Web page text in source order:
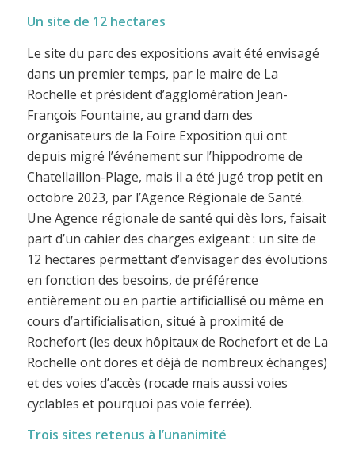
Un site de 12 hectares
Le site du parc des expositions avait été envisagé
dans un premier temps, par le maire de La
Rochelle et président d’agglomération Jean-
François Fountaine, au grand dam des
organisateurs de la Foire Exposition qui ont
depuis migré l’événement sur l’hippodrome de
Chatellaillon-Plage, mais il a été jugé trop petit en
octobre 2023, par l’Agence Régionale de Santé.
Une Agence régionale de santé qui dès lors, faisait
part d’un cahier des charges exigeant : un site de
12 hectares permettant d’envisager des évolutions
en fonction des besoins, de préférence
entièrement ou en partie artificiallisé ou même en
cours d’artificialisation, situé à proximité de
Rochefort (les deux hôpitaux de Rochefort et de La
Rochelle ont dores et déjà de nombreux échanges)
et des voies d’accès (rocade mais aussi voies
cyclables et pourquoi pas voie ferrée).
Trois sites retenus à l’unanimité